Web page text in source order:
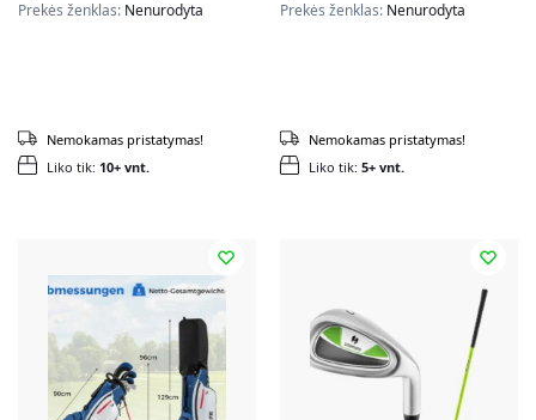
Prekės ženklas: Nenurodyta
Liko tik: 10+ vnt.
Nemokamas pristatymas!
Prekės ženklas: Nenurodyta
Liko tik: 5+ vnt.
Nemokamas pristatymas!